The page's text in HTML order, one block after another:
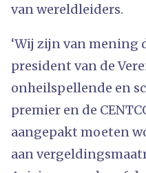
van wereldleiders.
‘Wij zijn van mening
president van de
onheilspellende en
premier en de
aangepakt moeten
aan